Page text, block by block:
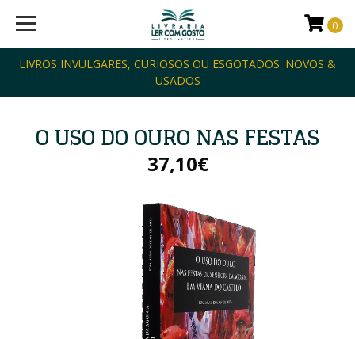
LIVROS INVULGARES, CURIOSOS OU ESGOTADOS: NOVOS &
USADOS
0
O USO DO OURO NAS FESTAS
37,10€